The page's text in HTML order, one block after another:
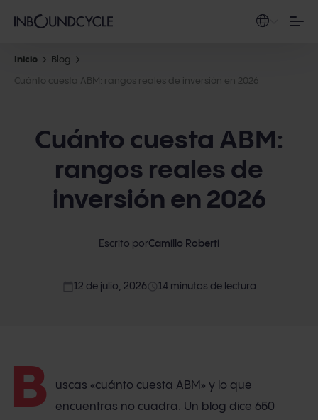
Inicio Blog
Cuánto cuesta ABM: rangos reales de inversión en 2026
Cuánto cuesta ABM:
rangos reales de
inversión en 2026
Escrito porCamillo Roberti
access_time 14 minutos de lectura
12 de julio, 2026
B
uscas «cuánto cuesta ABM» y lo que
encuentras no cuadra. Un blog dice 650